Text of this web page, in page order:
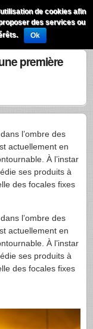
Menu
première
l’ombre des
actuellement en
À l’instar
ses produits à
des focales fixes
l’ombre des
actuellement en
À l’instar
ses produits à
des focales fixes
de cookies afin
des services ou
Ok